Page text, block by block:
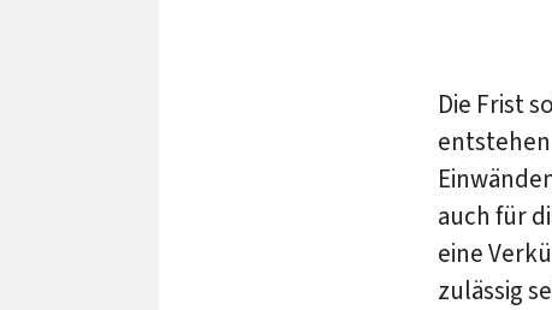
Die Frist
auch für
eine
zulässig